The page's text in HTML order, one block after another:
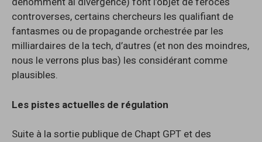
controverses, certains chercheurs les qualifiant de
fantasmes ou de propagande orchestrée par les
milliardaires de la tech, d’autres (et non des moindres,
nous le verrons plus bas) les considérant comme
plausibles.
Les pistes actuelles de régulation
Suite à la sortie publique de Chapt GPT et des